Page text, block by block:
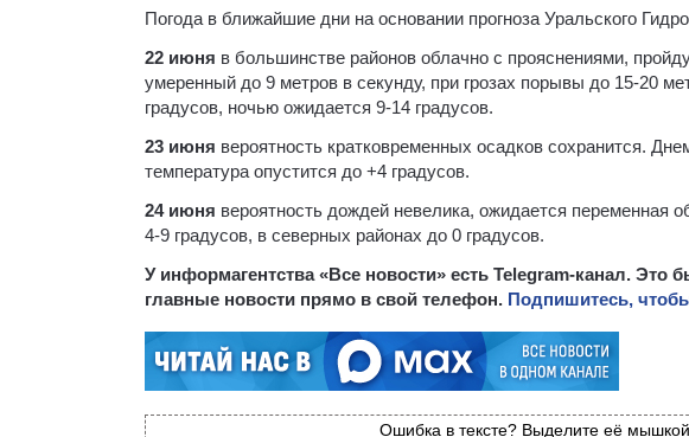
Погода в ближайшие дни на основании прогноза Уральского
22 июня в большинстве районов облачно с прояснениями,
умеренный до 9 метров в секунду, при грозах порывы до 15-20
градусов, ночью ожидается 9-14 градусов.
23 июня вероятность кратковременных осадков сохранится.
температура опустится до +4 градусов.
24 июня вероятность дождей невелика, ожидается переменная
4-9 градусов, в северных районах до 0 градусов.
У информагентства «Все новости» есть Telegram-канал.
главные новости прямо в свой телефон. Подпишитесь,
Ошибка в тексте? Выделите её